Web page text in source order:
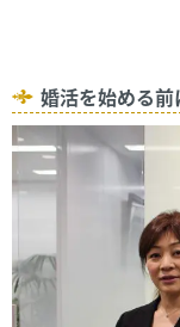
婚活を始める